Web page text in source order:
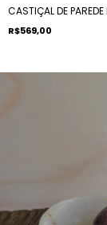
CASTIÇAL DE PAREDE
R$569,00